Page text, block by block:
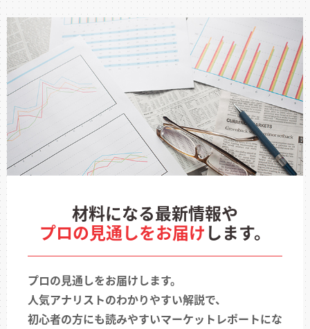
材料になる最新情報や
プロの見通しをお届けします。
プロの見通しをお届けします。
人気アナリストのわかりやすい解説で、
初心者の方にも読みやすいマーケットレポートにな